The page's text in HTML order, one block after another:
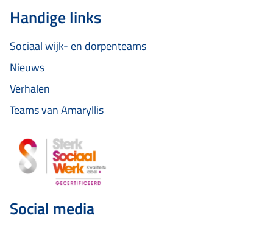
Handige links
Sociaal wijk- en dorpenteams
Nieuws
Verhalen
Teams van Amaryllis
Social media